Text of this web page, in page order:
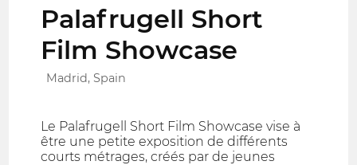
Palafrugell Short
Film Showcase
Madrid, Spain
Le Palafrugell Short Film Showcase vise à
être une petite exposition de différents
courts métrages, créés par de jeunes